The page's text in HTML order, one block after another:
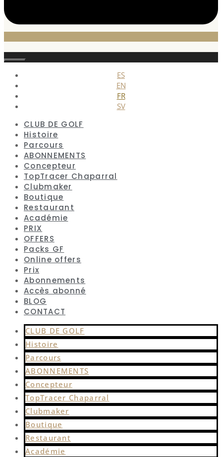
Fermer
ES
EN
FR
SV
CLUB DE GOLF
Histoire
Parcours
ABONNEMENTS
Concepteur
TopTracer Chaparral
Clubmaker
Boutique
Restaurant
Académie
PRIX
OFFERS
Packs GF
Online offers
Prix
Abonnements
Accès abonné
BLOG
CONTACT
CLUB DE GOLF
Histoire
Parcours
ABONNEMENTS
Concepteur
TopTracer Chaparral
Clubmaker
Boutique
Restaurant
Académie